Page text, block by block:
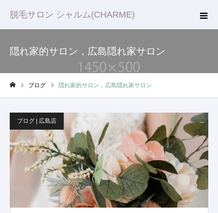
脱毛サロン シャルム(CHARME)
隠れ家的サロン，広島隠れ家サロン
ブログ 隠れ家的サロン，広島隠れ家サロン
ブログ | 広島店